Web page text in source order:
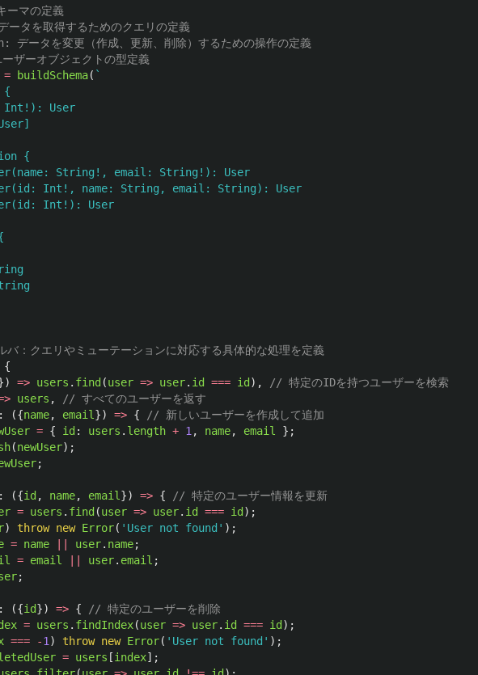
ーマの定義
タを取得するためのクエリの定義
ータを変更（作成、更新、削除）するための操作の定義
ーオブジェクトの型定義
= buildSchema( `
{
Int!): User
{
String!, email: String!): User
Int!, name: String, email: String): User
Int!): User
：クエリやミューテーションに対応する具体的な処理を定義
{
=> users . find (user => user. id === id ),
// 特定のIDを持つユーザーを検索
users ,
// すべてのユーザーを返す
: ({name, email }) => {
// 新しいユーザーを作成して追加
= { id : users . length + 1 , name, email
};
(newUser);
;
: ({id , name, email }) => {
// 特定のユーザー情報を更新
= users . find (user => user. id === id );
) throw new Error( ' User not found ' );
= name user. name;
= email user. email ;
;
: ({id}) => {
// 特定のユーザーを削除
= users . findIndex(user => user. id === id );
=== -1 ) throw new Error( ' User not found ' );
= users [index];